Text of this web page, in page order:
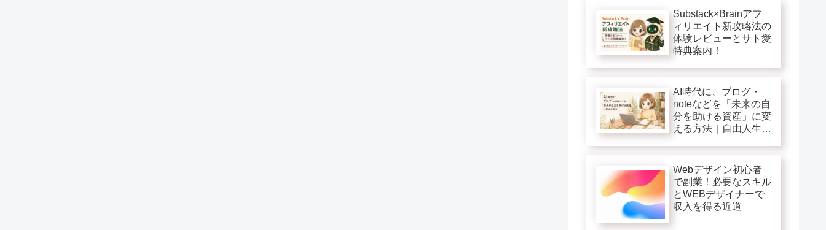
Substack×Brainアフ
ィリエイト新攻略法の
体験レビューとサト愛
特典案内！
AI時代に、ブログ・
noteなどを「未来の自
分を助ける資産」に変
える方法｜自由人生第
Webデザイン初心者
で副業！必要なスキル
とWEBデザイナーで
収入を得る近道